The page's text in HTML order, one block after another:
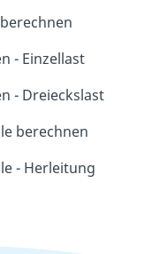
- Einzellast
- Dreieckslast
berechnen
- Herleitung